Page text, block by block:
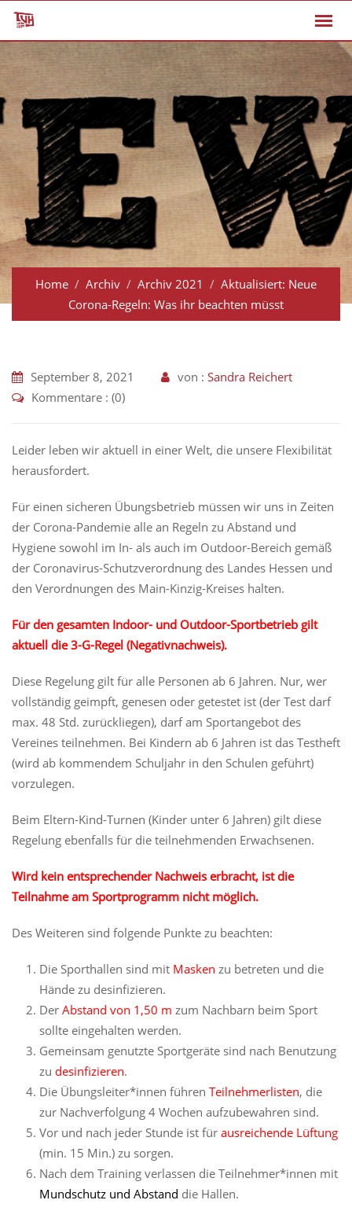
Spring
zum
Inhalt
Home Archiv Archiv 2021
Aktualisiert: Neue
Corona-Regeln: Was ihr beachten müsst
September 8, 2021 von : Sandra Reichert
Kommentare : (0)
Leider leben wir aktuell in einer Welt, die unsere Flexibilität
herausfordert.
Für einen sicheren Übungsbetrieb müssen wir uns in Zeiten
der Corona-Pandemie alle an Regeln zu Abstand und
Hygiene sowohl im In- als auch im Outdoor-Bereich gemäß
der Coronavirus-Schutzverordnung des Landes Hessen und
den Verordnungen des Main-Kinzig-Kreises halten.
Für den gesamten Indoor- und Outdoor-Sportbetrieb gilt
aktuell die 3-G-Regel (Negativnachweis).
Diese Regelung gilt für alle Personen ab 6 Jahren. Nur, wer
vollständig geimpft, genesen oder getestet ist (der Test darf
max. 48 Std. zurückliegen), darf am Sportangebot des
Vereines teilnehmen. Bei Kindern ab 6 Jahren ist das Testheft
(wird ab kommendem Schuljahr in den Schulen geführt)
vorzulegen.
Beim Eltern-Kind-Turnen (Kinder unter 6 Jahren) gilt diese
Regelung ebenfalls für die teilnehmenden Erwachsenen.
Wird kein entsprechender Nachweis erbracht, ist die
Teilnahme am Sportprogramm nicht möglich.
Des Weiteren sind folgende Punkte zu beachten:
Die Sporthallen sind mit Masken zu betreten und die
Hände zu desinfizieren.
Der Abstand von 1,50 m zum Nachbarn beim Sport
sollte eingehalten werden.
Gemeinsam genutzte Sportgeräte sind nach Benutzung
zu desinfizieren.
Die Übungsleiter*innen führen Teilnehmerlisten, die
zur Nachverfolgung 4 Wochen aufzubewahren sind.
Vor und nach jeder Stunde ist für ausreichende Lüftung
(min. 15 Min.) zu sorgen.
Nach dem Training verlassen die Teilnehmer*innen mit
Mundschutz und Abstand die Hallen.